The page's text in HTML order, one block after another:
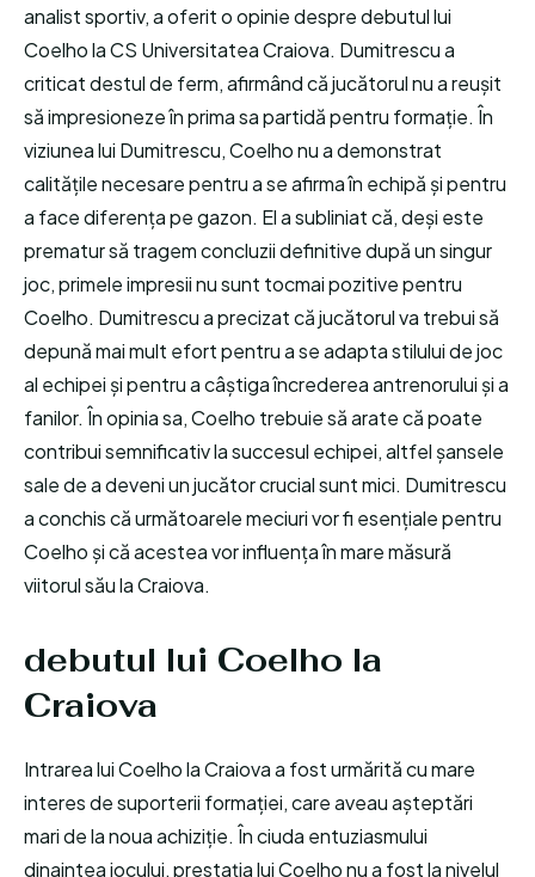
analist sportiv, a oferit o opinie despre debutul lui
Coelho la CS Universitatea Craiova. Dumitrescu a
criticat destul de ferm, afirmând că jucătorul nu a reușit
să impresioneze în prima sa partidă pentru formație. În
viziunea lui Dumitrescu, Coelho nu a demonstrat
calitățile necesare pentru a se afirma în echipă și pentru
a face diferența pe gazon. El a subliniat că, deși este
prematur să tragem concluzii definitive după un singur
joc, primele impresii nu sunt tocmai pozitive pentru
Coelho. Dumitrescu a precizat că jucătorul va trebui să
depună mai mult efort pentru a se adapta stilului de joc
al echipei și pentru a câștiga încrederea antrenorului și a
fanilor. În opinia sa, Coelho trebuie să arate că poate
contribui semnificativ la succesul echipei, altfel șansele
sale de a deveni un jucător crucial sunt mici. Dumitrescu
a conchis că următoarele meciuri vor fi esențiale pentru
Coelho și că acestea vor influența în mare măsură
viitorul său la Craiova.
debutul lui Coelho la
Craiova
Intrarea lui Coelho la Craiova a fost urmărită cu mare
interes de suporterii formației, care aveau așteptări
mari de la noua achiziție. În ciuda entuziasmului
dinaintea jocului, prestația lui Coelho nu a fost la nivelul